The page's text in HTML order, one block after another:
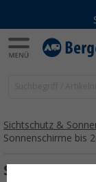
Sichtschutz &
Sonnenschirme bis
Schneider